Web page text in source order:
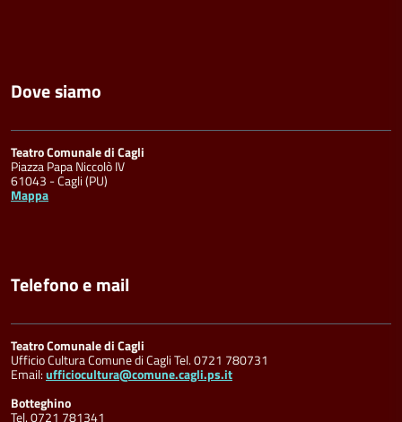
Dove siamo
Teatro Comunale di Cagli
Piazza Papa Niccolò IV
61043 - Cagli (PU)
Mappa
Telefono e mail
Teatro Comunale di Cagli
Ufficio Cultura Comune di Cagli Tel. 0721 780731
Email:ufficiocultura@comune.cagli.ps.it
Botteghino
Tel. 0721 781341